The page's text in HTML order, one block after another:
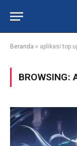
Beranda » aplikasi top
BROWSING: